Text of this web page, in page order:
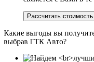
Рассчитать стоимость
Какие выгоды вы
выбрав ГТК Авто?